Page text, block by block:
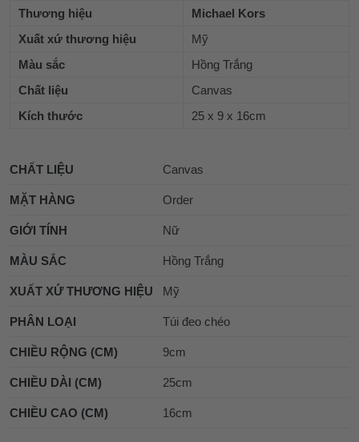
Thương hiệu
Michael Kors
Xuất xứ thương hiệu
Mỹ
Màu sắc
Hồng Trắng
Chất liệu
Canvas
Kích thước
25 x 9 x 16cm
CHẤT LIỆU Canvas
MẶT HÀNG Order
GIỚI TÍNH Nữ
MÀU SẮC Hồng Trắng
XUẤT XỨ THƯƠNG HIỆU Mỹ
PHÂN LOẠI Túi đeo chéo
CHIỀU RỘNG (CM) 9cm
CHIỀU DÀI (CM) 25cm
CHIỀU CAO (CM) 16cm